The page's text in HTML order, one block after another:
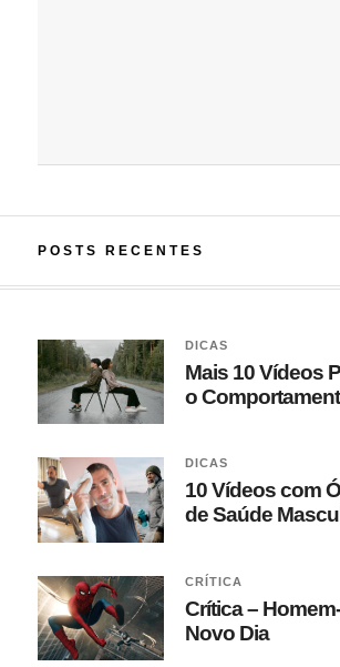
POSTS RECENTES
DICAS
Mais 10 Vídeos
o
DICAS
10 Vídeos com
de Saúde
CRÍTICA
Crítica –
Novo Dia